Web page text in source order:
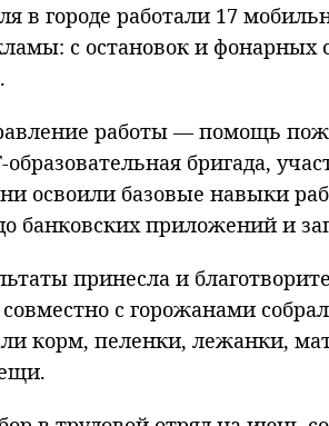
в городе работали 17
с остановок и фонарных
работы — помощь
образовательная бригада,
освоили базовые навыки
банковских приложений и
принесла и
с горожанами
корм, пеленки, лежанки,